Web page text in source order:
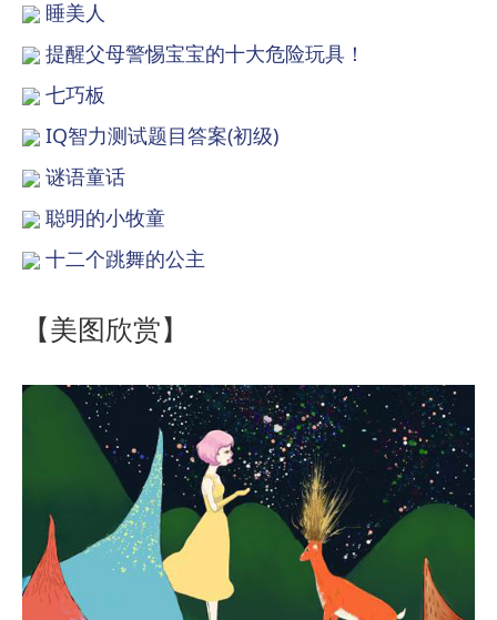
睡美人
提醒父母警惕宝宝的十大危险玩具！
七巧板
IQ智力测试题目答案(初级)
谜语童话
聪明的小牧童
十二个跳舞的公主
【美图欣赏】